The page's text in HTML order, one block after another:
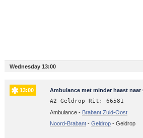
Wednesday 13:00
13:00 Ambulance met minder haast naar
A2 Geldrop Rit: 66581
Ambulance - Brabant Zuid-Oost
Noord-Brabant- Geldrop- Geldrop